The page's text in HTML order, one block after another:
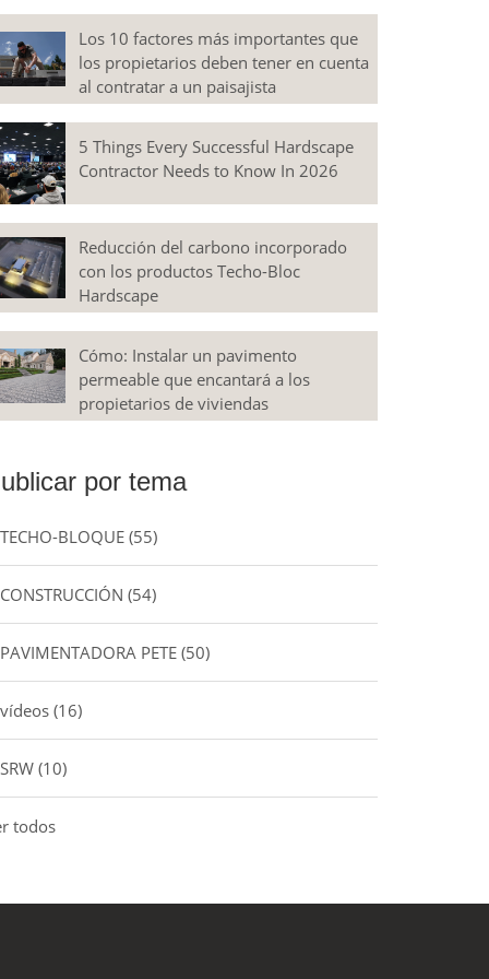
Los 10 factores más importantes que
los propietarios deben tener en cuenta
al contratar a un paisajista
5 Things Every Successful Hardscape
Contractor Needs to Know In 2026
Reducción del carbono incorporado
con los productos Techo-Bloc
Hardscape
Cómo: Instalar un pavimento
permeable que encantará a los
propietarios de viviendas
por tema
TECHO-BLOQUE(55)
CONSTRUCCIÓN(54)
PAVIMENTADORA PETE(50)
vídeos(16)
SRW(10)
todos